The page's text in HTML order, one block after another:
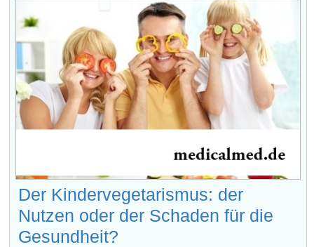
Der Kindervegetarismus: der
Nutzen oder der Schaden für die
Gesundheit?